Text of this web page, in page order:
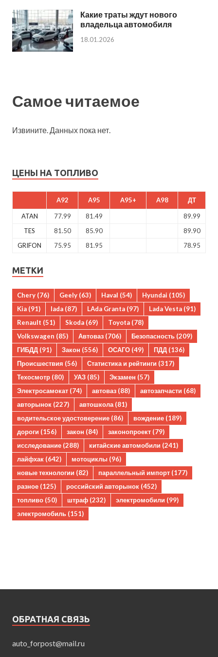
Какие траты ждут нового
владельца автомобиля
18.01.2026
Самое читаемое
Извините. Данных пока нет.
ЦЕНЫ НА ТОПЛИВО
A92 A95 A95+ A98 ДТ
ATAN 77.99 81.49
89.99
TES
81.50 85.90
89.90
GRIFON
75.95 81.95 78.95
МЕТКИ
Chery (76) Geely (63) Haval (54) Hyundai (105)
Kia (91) lada (87) LAda Granta (97) Lada Vesta (91)
Renault (51) Skoda (69) Toyota (78)
Volkswagen (85) Автоваз (706) Безопасность (209)
ГИБДД (91) Закон (556) ОСАГО (49) ПДД (136)
Происшествия (56) Статистика и рейтинги (317)
Техосмотр (80) УАЗ (85) Экзамен (57)
Электросамокат (74) автоваз (88) автозапчасти (68)
авторынок (227) автошкола(81)
водительское удостоверение (86) вождение (189)
дороги (156) закон (84) законопроект (79)
исследование (288) китайские автомобили (241)
лайфхак (642) мотоциклы (96)
новые технологии (82) параллельный импорт (177)
разное (125) российский авторынок (452)
топливо (50) штраф (232) электромобили (99)
электромобиль (151)
ОБРАТНАЯ СВЯЗЬ
auto_forpost@mail.ru